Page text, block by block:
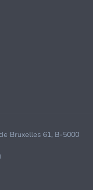
Bruxelles 61, B-5000